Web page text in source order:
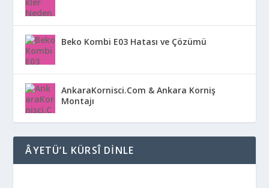
Beko Kombi E03 Hatası ve Çözümü
AnkaraKornisci.Com & Ankara Korniş
Montajı
ÂYETÜ’L KÜRSÎ DINLE